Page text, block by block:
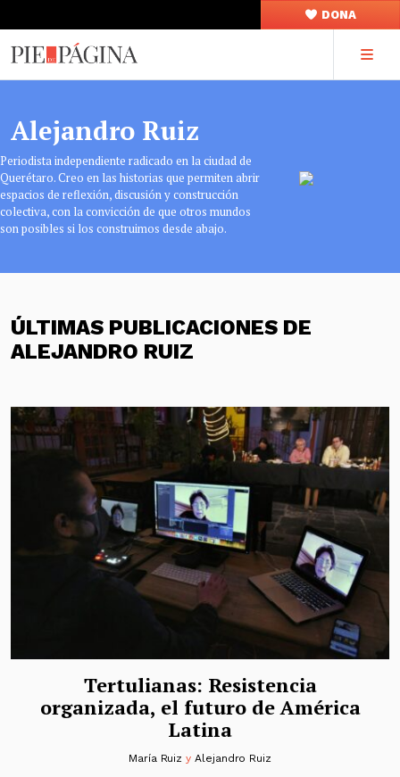
DONA
Alejandro Ruiz
Periodista independiente radicado en la ciudad de
Querétaro. Creo en las historias que permiten abrir
espacios de reflexión, discusión y construcción
colectiva, con la convicción de que otros mundos
son posibles si los construimos desde abajo.
ÚLTIMAS PUBLICACIONES DE
ALEJANDRO RUIZ
Tertulianas: Resistencia
organizada, el futuro de América
Latina
María Ruiz yAlejandro Ruiz